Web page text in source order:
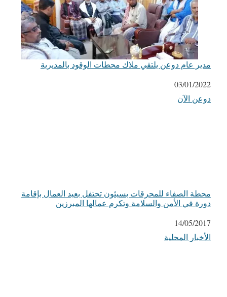
مدير عام دوعن يلتقي ملاك محطات الوقود بالمديرية
التاريخ
03/01/2022
في ما يتعلق بما يأتي
دوعن الآن
محطة الصفاء للمحرقات بسيئون تحتفل بعيد العمال بإقامة
دورة في الأمن والسلامة وتكرم عمالها المبرزين
التاريخ
14/05/2017
في ما يتعلق بما يأتي
الأخبار المحلية